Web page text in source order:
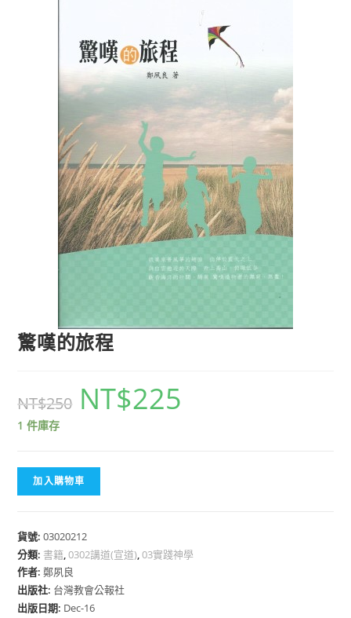
驚嘆的旅程
NT$250 NT$225
1 件庫存
加入購物車
貨號:03020212
分類: 書籍,0302講道(宣道),03實踐神學
作者:鄭夙良
出版社: 台灣教會公報社
出版日期: Dec-16